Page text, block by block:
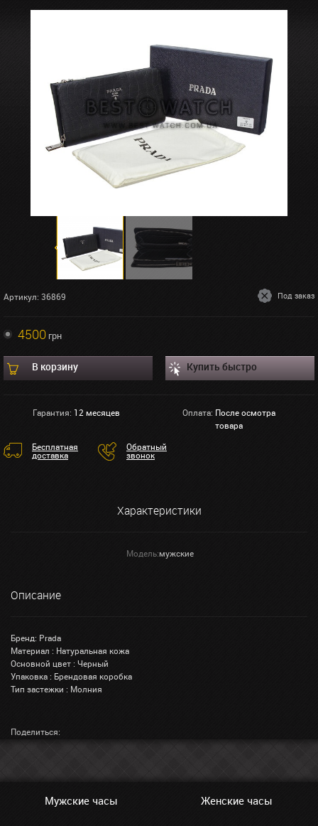
Артикул: 36869 Под заказ
4500грн
В корзину Купить быстро
Гарантия: 12 месяцев Оплата: После осмотра
товара
Бесплатная
доставка
Обратный
звонок
Характеристики
Модель:мужские
Описание
Бренд: Prada
Материал : Натуральная кожа
Основной цвет : Черный
Упаковка : Брендовая коробка
Тип застежки : Молния
Поделиться:
Мужские часы Женские часы